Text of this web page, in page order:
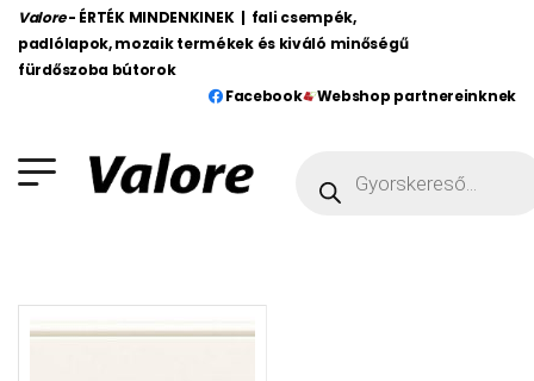
Valore - ÉRTÉK MINDENKINEK | fali csempék,
padlólapok, mozaik termékek és kiváló minőségű
fürdőszoba bútorok
Facebook
Webshop partnereinknek